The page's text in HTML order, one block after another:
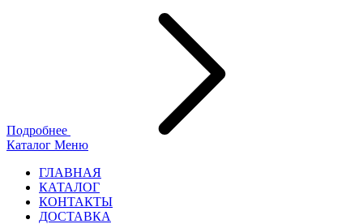
Подробнее
Каталог Меню
ГЛАВНАЯ
КАТАЛОГ
КОНТАКТЫ
ДОСТАВКА